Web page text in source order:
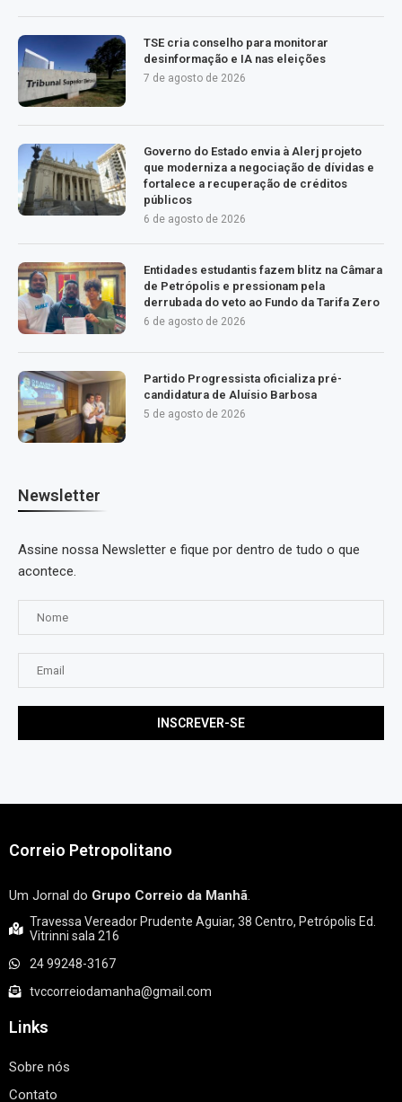
TSE cria conselho para monitorar
desinformação e IA nas eleições
7 de agosto de 2026
Governo do Estado envia à Alerj projeto
que moderniza a negociação de dívidas e
fortalece a recuperação de créditos
públicos
6 de agosto de 2026
Entidades estudantis fazem blitz na Câmara
de Petrópolis e pressionam pela
derrubada do veto ao Fundo da Tarifa Zero
6 de agosto de 2026
Partido Progressista oficializa pré-
candidatura de Aluísio Barbosa
5 de agosto de 2026
Newsletter
Assine nossa Newsletter e fique por dentro de tudo o que
acontece.
Correio Petropolitano
Um Jornal do Grupo Correio da Manhã.
Travessa Vereador Prudente Aguiar, 38 Centro, Petrópolis Ed.
Vitrinni sala 216
24 99248-3167
tvccorreiodamanha@gmail.com
Links
Sobre nós
Contato